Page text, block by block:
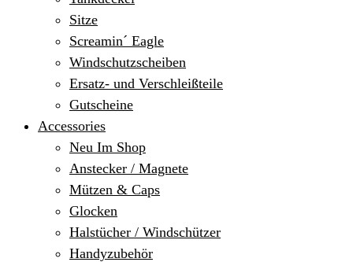
Sitze
Screamin´ Eagle
Windschutzscheiben
Ersatz- und Verschleißteile
Gutscheine
Accessories
Neu Im Shop
Anstecker / Magnete
Mützen & Caps
Glocken
Halstücher / Windschützer
Handyzubehör